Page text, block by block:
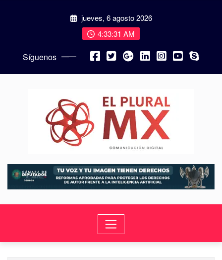
jueves, 6 agosto 2026
4:33:32 AM
Síguenos